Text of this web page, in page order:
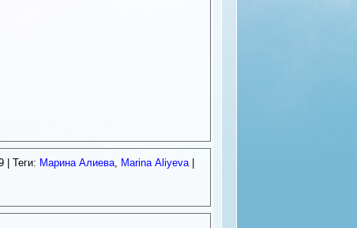
| Теги: Марина Алиева, Marina Aliyeva|